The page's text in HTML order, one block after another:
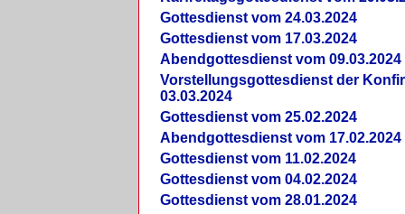
Gottesdienst vom 24.03.2024
Gottesdienst vom 17.03.2024
Abendgottesdienst vom 09.03.2024
Vorstellungsgottesdienst der
03.03.2024
Gottesdienst vom 25.02.2024
Abendgottesdienst vom 17.02.2024
Gottesdienst vom 11.02.2024
Gottesdienst vom 04.02.2024
Gottesdienst vom 28.01.2024